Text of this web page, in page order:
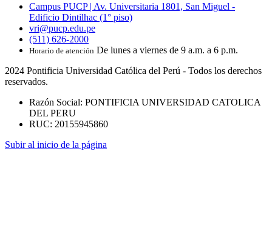
Campus PUCP | Av. Universitaria 1801, San Miguel -
Edificio Dintilhac (1° piso)
vri@pucp.edu.pe
(511) 626-2000
Horario de atención De lunes a viernes de 9 a.m. a 6 p.m.
2024 Pontificia Universidad Católica del Perú - Todos los derechos
reservados.
Razón Social: PONTIFICIA UNIVERSIDAD CATOLICA
DEL PERU
RUC: 20155945860
Subir al inicio de la página